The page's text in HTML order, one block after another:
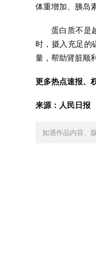
体重增加、胰岛
蛋白质不是
时，摄入充足的
量，帮助肾脏顺
更多热点速报、
来源：人民日报
如遇作品内容、